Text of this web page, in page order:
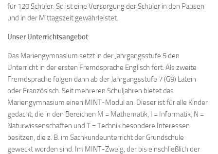
für 120 Schüler. So ist eine Versorgung der Schüler in den Pausen
und in der Mittagszeit gewährleistet.
Unser Unterrichtsangebot
Das Mariengymnasium setzt in der Jahrgangsstufe 5 den
Unterricht in der ersten Fremdsprache Englisch fort. Als zweite
Fremdsprache folgen dann ab der Jahrgangsstufe 7 (G9) Latein
oder Französisch. Seit mehreren Schuljahren bietet das
Mariengymnasium einen MINT-Modul an. Dieser ist für alle Kinder
gedacht, die in den Bereichen M = Mathematik, I = Informatik, N =
Naturwissenschaften und T = Technik besondere Interessen
besitzen, die z. B. im Sachkundeunterricht der Grundschule
geweckt worden sind. Im MINT-Zweig, der bis einschließlich der